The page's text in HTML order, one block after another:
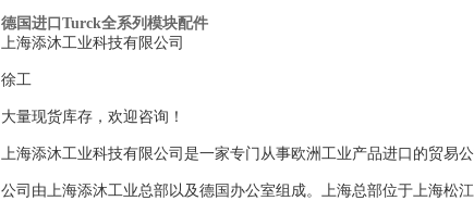
德国进口Turck全系列模块配件
上海添沐工业科技有限公司
徐工
大量现货库存，欢迎咨询！
上海添沐工业科技有限公司是一家专门从事欧洲工业产品进口的贸易
公司由上海添沐工业总部以及德国办公室组成。上海总部位于上海松